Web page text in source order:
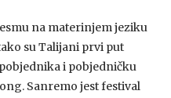
na materinjem jeziku
su Talijani prvi put
i pobjedničku
Sanremo jest festival